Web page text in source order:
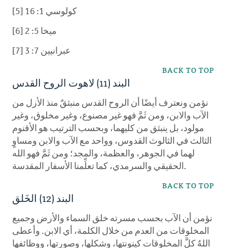
[5] كولوسي 1: 16
[6] ميخا 5: 2
[7] عبرانيين 7: 3
BACK TO TOP
البند (11) لاهوت الروح القدس
نؤمن ونعترف أيضًا أن الروح القدس منبثقٌ منذ الأزل من
الآب والابن، ومن ثَمَّ فهو غير مصنوع، وغير مخلوق، وغير
مولود، بل ينبثق من كليهما، وبحسب الترتيب هو الأقنوم
الثالث في الثالوث القدوس، وواحد مع الآب والابن ومساوٍ
لهما في الجوهر، والعظمة، والمجد؛ ومن ثَمَّ فهو الله
الحقيقي والسرمدي، كما تعلِّمنا الأسفار المقدسة.
BACK TO TOP
البند (12) الخَلق
نؤمن أن الآب بحسب مسرته خلق السماء والأرض وجميع
المخلوقات من العدم من خلال الكلمة، أي الابن. وأعطى
اللهُ كلَّ المخلوقات كينونتها، وشكلها، وصورتها، ووظائفها